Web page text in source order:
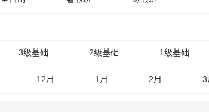
3级基础 2级基础 1级基础
12月 1月 2月 3